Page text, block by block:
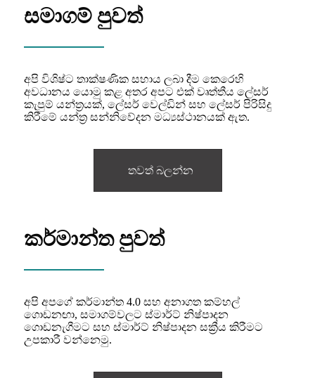
සමාගම් පුවත්
අපි විශිෂ්ට තාක්ෂණික සහාය ලබා දීම කෙරෙහි
අවධානය යොමු කළ අතර අපට එක් වෘත්තීය ලේසර්
කැපුම් යන්ත්‍රයක්, ලේසර් වෙල්ඩින් සහ ලේසර් පිරිසිදු
කිරීමේ යන්ත්‍ර සන්නිවේදන මධ්‍යස්ථානයක් ඇත.
තවත් බලන්න
කර්මාන්ත පුවත්
අපි අපගේ කර්මාන්ත 4.0 සහ අනාගත කම්හල්
ගොඩනඟා, සමාගම්වලට ස්මාර්ට් නිෂ්පාදන
ගොඩනැගීමට සහ ස්මාර්ට් නිෂ්පාදන සක්‍රීය කිරීමට
උපකාරී වන්නෙමු.